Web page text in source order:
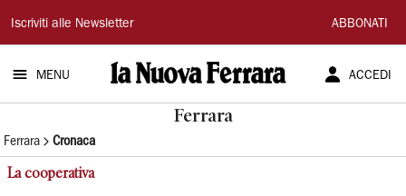
La
Nuova
Ferrara
Iscriviti alle Newsletter ABBONATI
MENU ACCEDI
Ferrara
Ferrara Cronaca
La cooperativa